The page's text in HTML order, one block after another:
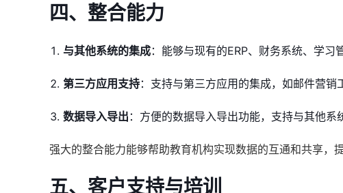
四、整合能力
与其他系统的集成：能够与现有的ERP、财务系统、学习
第三方应用支持：支持与第三方应用的集成，如邮件营销
数据导入导出 ：方便的数据导入导出功能，支持与其他系
强大的整合能力能够帮助教育机构实现数据的互通和共享，
五、客户支持与培训